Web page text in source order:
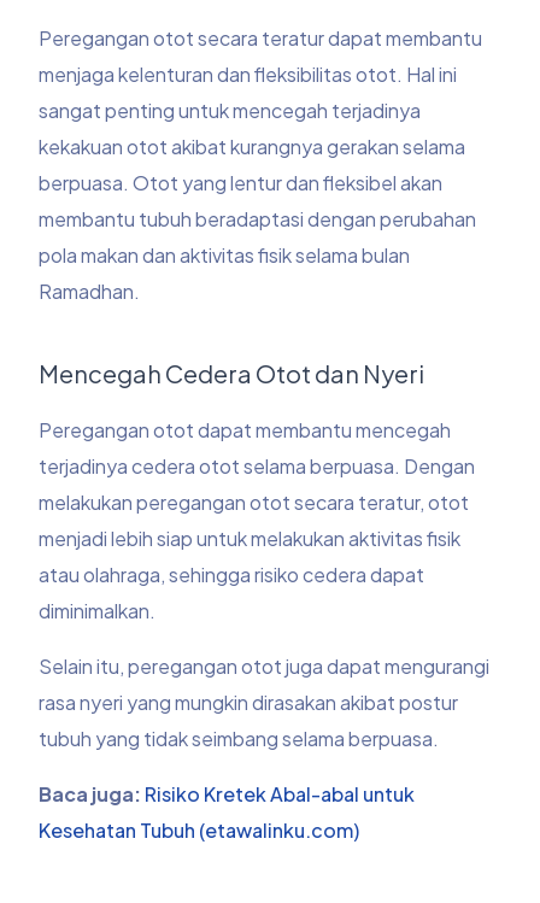
Peregangan otot secara teratur dapat membantu
menjaga kelenturan dan fleksibilitas otot. Hal ini
sangat penting untuk mencegah terjadinya
kekakuan otot akibat kurangnya gerakan selama
berpuasa. Otot yang lentur dan fleksibel akan
membantu tubuh beradaptasi dengan perubahan
pola makan dan aktivitas fisik selama bulan
Ramadhan.
Mencegah Cedera Otot dan Nyeri
Peregangan otot dapat membantu mencegah
terjadinya cedera otot selama berpuasa. Dengan
melakukan peregangan otot secara teratur, otot
menjadi lebih siap untuk melakukan aktivitas fisik
atau olahraga, sehingga risiko cedera dapat
diminimalkan.
Selain itu, peregangan otot juga dapat mengurangi
rasa nyeri yang mungkin dirasakan akibat postur
tubuh yang tidak seimbang selama berpuasa.
Baca juga: Risiko Kretek Abal-abal untuk
Kesehatan Tubuh (etawalinku.com)